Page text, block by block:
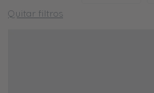
Quitar filtros